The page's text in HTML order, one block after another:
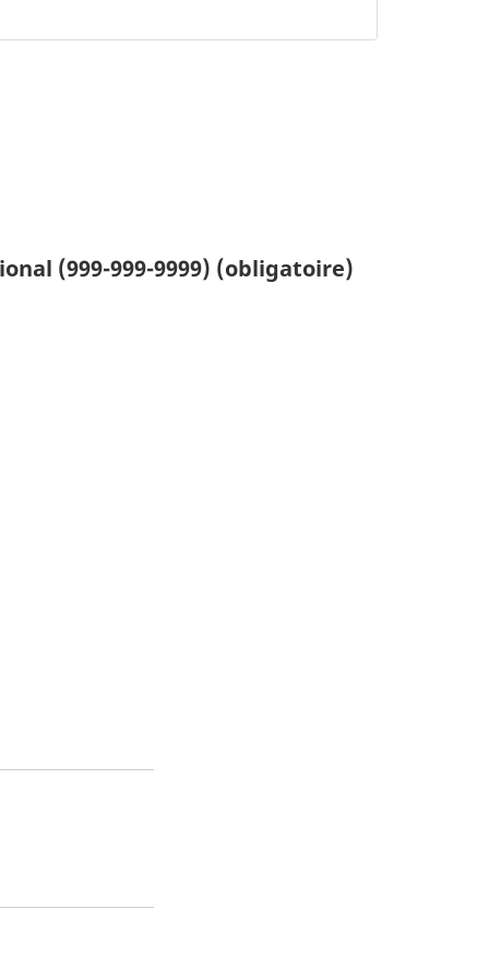
(999-999-9999) (obligatoire)